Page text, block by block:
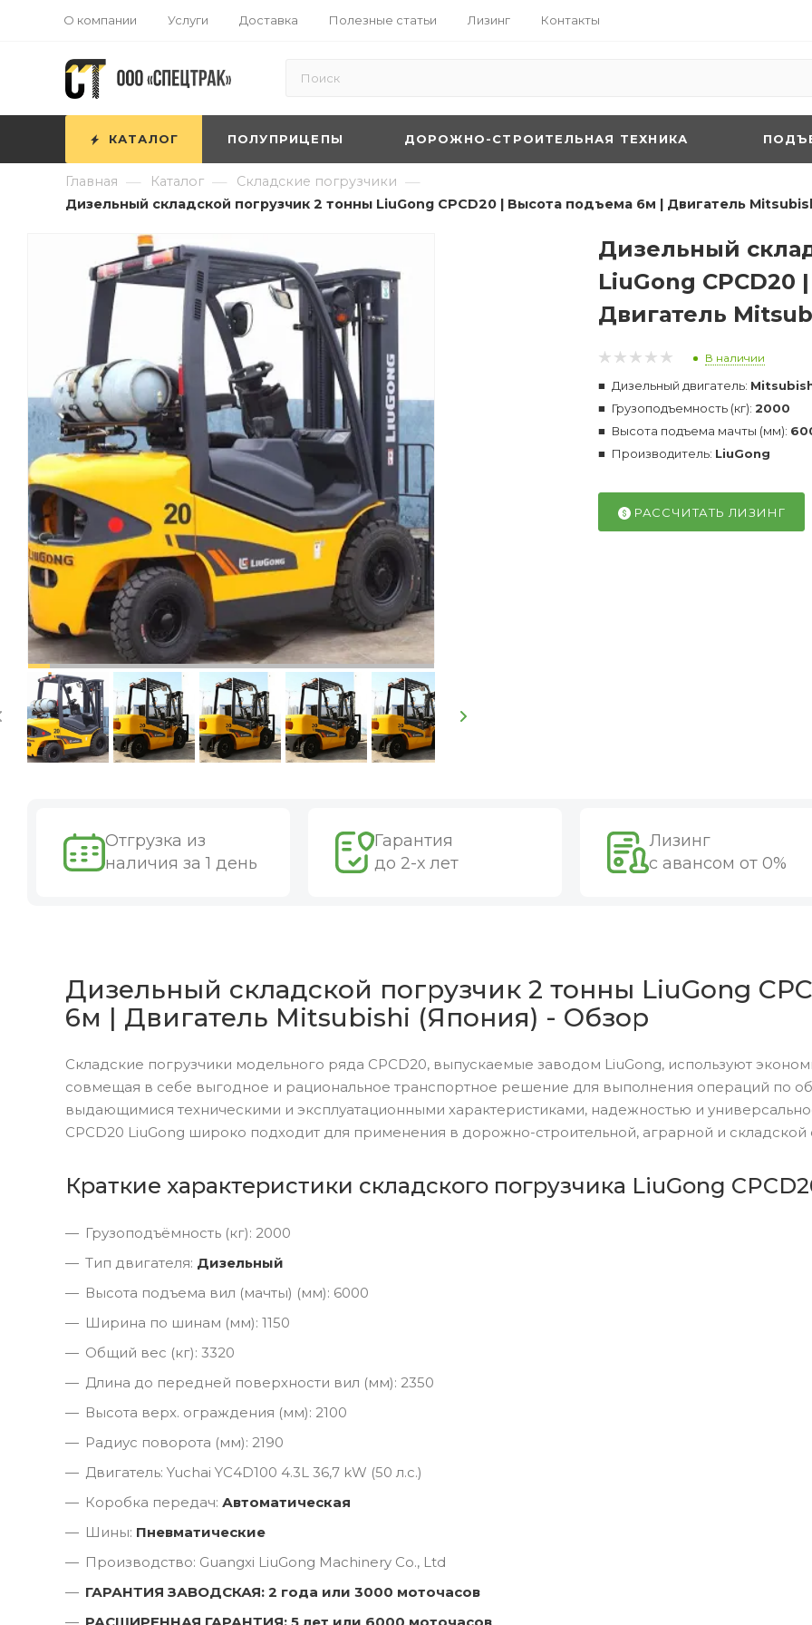
О компании Услуги Доставка Полезные статьи Лизинг Контакты
КАТАЛОГ ПОЛУПРИЦЕПЫ ДОРОЖНО-СТРОИТЕЛЬНАЯ ТЕХНИКА
Главная — Каталог — Складские погрузчики —
Дизельный складской погрузчик 2 тонны LiuGong CPCD20 | Высота подъема 6м | Двигатель
Дизельный
LiuGong
Двигатель
В наличии
Дизельный двигатель:
Грузоподъемность (кг): 2000
Высота подъема мачты (мм):
Производитель: LiuGong
РАССЧИТАТЬ ЛИЗИНГ
Отгрузка из
наличия за 1 день
Гарантия
до 2-х лет
Лизинг
с авансом от 0%
Дизельный складской погрузчик 2 тонны LiuGong
6м | Двигатель Mitsubishi (Япония) - Обзор
Складские погрузчики модельного ряда CPCD20, выпускаемые заводом LiuGong, используют
совмещая в себе выгодное и рациональное транспортное решение для выполнения операций по
выдающимися техническими и эксплуатационными характеристиками, надежностью и
CPCD20 LiuGong широко подходит для применения в дорожно-строительной, аграрной и складской
Краткие характеристики складского погрузчика LiuGong
Грузоподъёмность (кг): 2000
Тип двигателя: Дизельный
Высота подъема вил (мачты) (мм): 6000
Ширина по шинам (мм): 1150
Общий вес (кг): 3320
Длина до передней поверхности вил (мм): 2350
Высота верх. ограждения (мм): 2100
Радиус поворота (мм): 2190
Двигатель: Yuchai YC4D100 4.3L 36,7 kW (50 л.с.)
Коробка передач: Автоматическая
Шины: Пневматические
Производство: Guangxi LiuGong Machinery Co., Ltd
ГАРАНТИЯ ЗАВОДСКАЯ: 2 года или 3000 моточасов